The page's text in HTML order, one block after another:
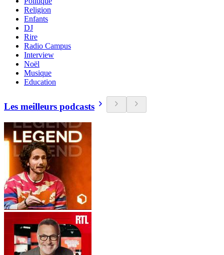
Religion
Enfants
DJ
Rire
Radio Campus
Interview
Noël
Musique
Education
Les meilleurs podcasts